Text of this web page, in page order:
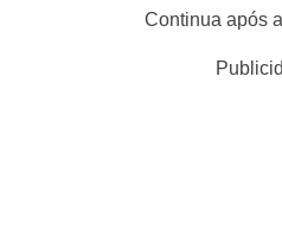
Continua após